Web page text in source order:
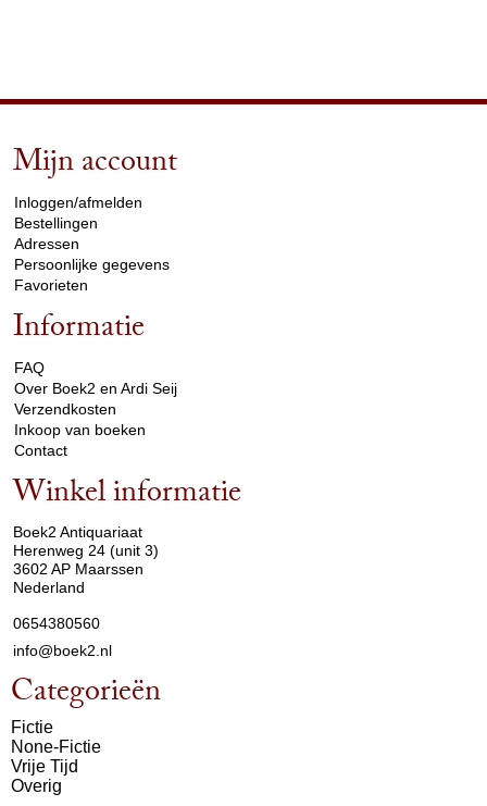
Mijn account
Inloggen/afmelden
Bestellingen
Adressen
Persoonlijke gegevens
Favorieten
Informatie
FAQ
Over Boek2 en Ardi Seij
Verzendkosten
Inkoop van boeken
Contact
Winkel informatie
Boek2 Antiquariaat
Herenweg 24 (unit 3)
3602 AP Maarssen
Nederland
0654380560
info@boek2.nl
Categorieën
Fictie
None-Fictie
Vrije Tijd
Overig